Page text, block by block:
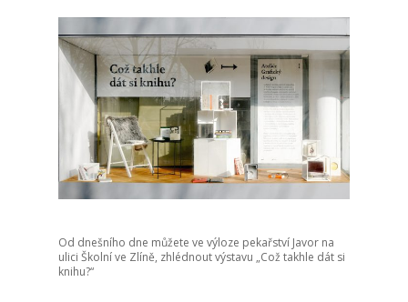
Od dnešního dne můžete ve výloze pekařství Javor na
ulici Školní ve Zlíně, zhlédnout výstavu „Což takhle dát si
knihu?“